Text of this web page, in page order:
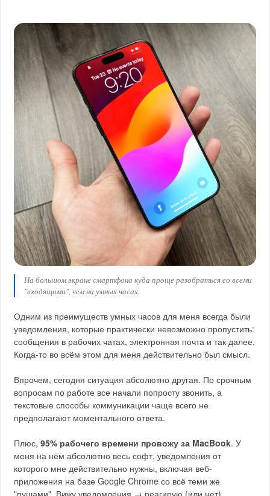
На большом экране смартфона куда проще разобраться со всеми
"входящими", чем на умных часах.
Одним из преимуществ умных часов для меня всегда были
уведомления, которые практически невозможно пропустить:
сообщения в рабочих чатах, электронная почта и так далее.
Когда-то во всём этом для меня действительно был смысл.
Впрочем, сегодня ситуация абсолютно другая. По срочным
вопросам по работе все начали попросту звонить, а
текстовые способы коммуникации чаще всего не
предполагают моментального ответа.
Плюс,95% рабочего времени провожу за MacBook. У
меня на нём абсолютно весь софт, уведомления от
которого мне действительно нужны, включая веб-
приложения на базе Google Chrome со всё теми же
"пушами". Вижу уведомления → реагирую (или нет).